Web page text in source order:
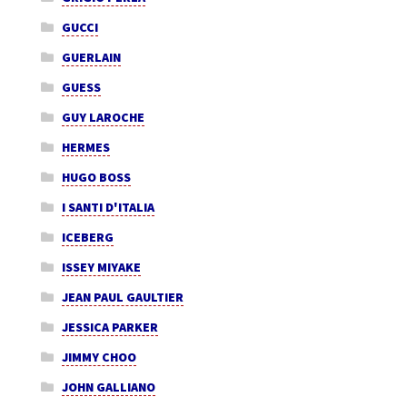
GUCCI
GUERLAIN
GUESS
GUY LAROCHE
HERMES
HUGO BOSS
I SANTI D'ITALIA
ICEBERG
ISSEY MIYAKE
JEAN PAUL GAULTIER
JESSICA PARKER
JIMMY CHOO
JOHN GALLIANO